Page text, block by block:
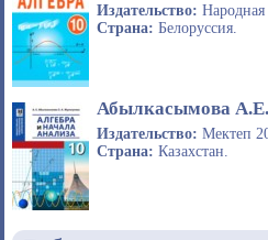
Издательство: Народная
Страна: Белоруссия.
Абылкасымова
Издательство: Мектеп
Страна: Казахстан.